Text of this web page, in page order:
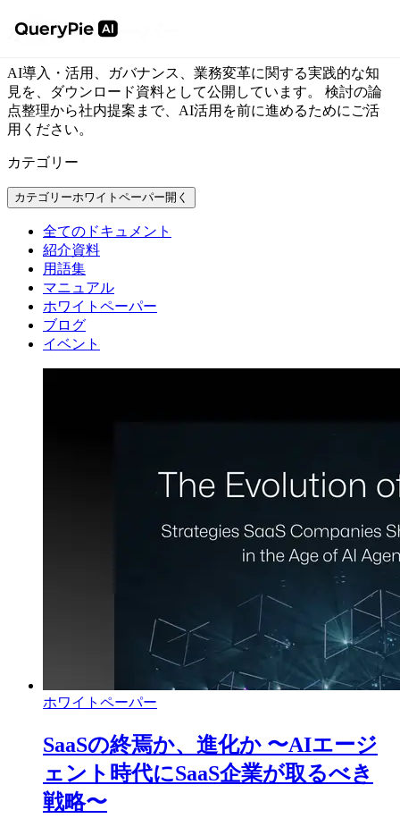
ホワイトペーパー
AI導入・活用、ガバナンス、業務変革に関する実践的な知
見を、ダウンロード資料として公開しています。 検討の論
点整理から社内提案まで、AI活用を前に進めるためにご活
用ください。
カテゴリー
カテゴリーホワイトペーパー開く
全てのドキュメント
紹介資料
用語集
マニュアル
ホワイトペーパー
ブログ
イベント
ホワイトペーパー
SaaSの終焉か、進化か 〜AIエージ
ェント時代にSaaS企業が取るべき
戦略〜